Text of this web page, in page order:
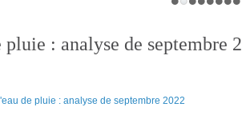
: analyse de septembre